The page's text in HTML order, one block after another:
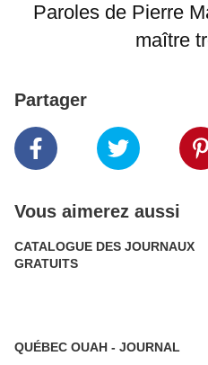
Paroles de Pierre
maître
Partager
Vous aimerez aussi
CATALOGUE DES JOURNAUX
GRATUITS
QUÉBEC OUAH - JOURNAL